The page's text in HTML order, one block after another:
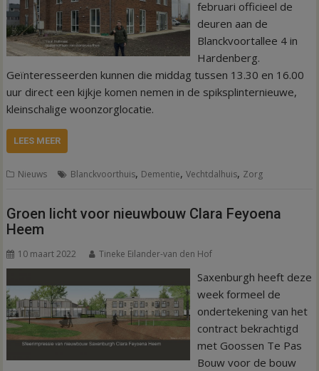
februari officieel de
deuren aan de
Blanckvoortallee 4 in
Hardenberg.
Geïnteresseerden kunnen die middag tussen 13.30 en 16.00
uur direct een kijkje komen nemen in de spiksplinternieuwe,
kleinschalige woonzorglocatie.
LEES MEER
Nieuws Blanckvoorthuis, Dementie,Vechtdalhuis, Zorg
Groen licht voor nieuwbouw Clara Feyoena
Heem
10 maart 2022 Tineke Eilander-van den Hof
Saxenburgh heeft deze
week formeel de
ondertekening van het
contract bekrachtigd
met Goossen Te Pas
Bouw voor de bouw